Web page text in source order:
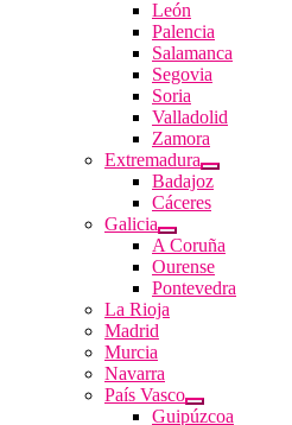
León
Palencia
Salamanca
Segovia
Soria
Valladolid
Zamora
Extremadura
Badajoz
Cáceres
Galicia
A Coruña
Ourense
Pontevedra
La Rioja
Madrid
Murcia
Navarra
País Vasco
Guipúzcoa